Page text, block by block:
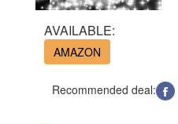
AVAILABLE:
AMAZON
Recommended deal: